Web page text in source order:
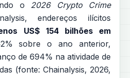
o 2026 Crypto Crime
endereços ilícitos
US$ 154 bilhões em
sobre o ano anterior,
de 694% na atividade de
(fonte: Chainalysis, 2026,